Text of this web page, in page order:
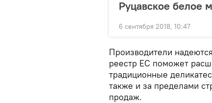
Руцавское белое
6 сентября 2018, 10:47
Производители
реестр ЕС поможет
традиционные
также и за пределами
продаж.